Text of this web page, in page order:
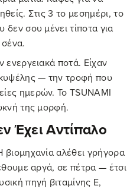
Στις 3 το μεσημέρι, το
σου μένει τίποτα για
ενεργειακά ποτά. Είχαν
— την τροφή που
ημερών. Το TSUNAMI
της μορφή.
Έχει Αντίπαλο
βιομηχανία αλέθει γρήγορα
αργά, σε πέτρα — έτσι
πηγή βιταμίνης Ε,